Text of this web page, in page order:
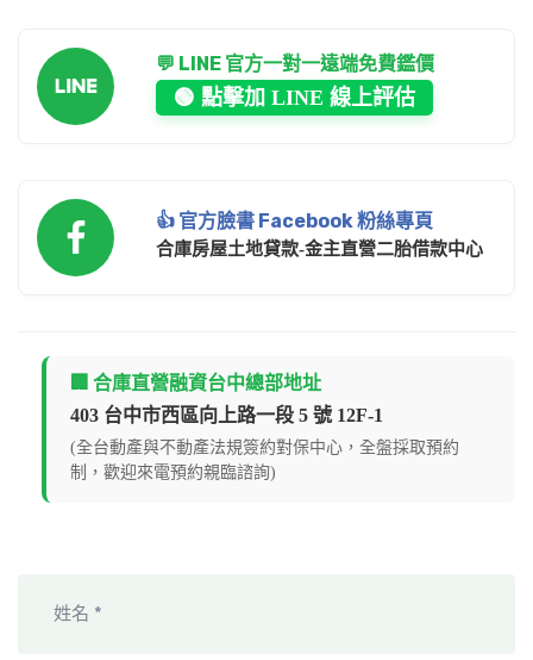
💬 LINE 官方一對一遠端免費鑑價
🟢 點擊加 LINE 線上評估
👍 官方臉書 Facebook 粉絲專頁
合庫房屋土地貸款-金主直營二胎借款中心
🏢 合庫直營融資台中總部地址
403 台中市西區向上路一段 5 號 12F-1
(全台動產與不動產法規簽約對保中心，全盤採取預約
制，歡迎來電預約親臨諮詢)